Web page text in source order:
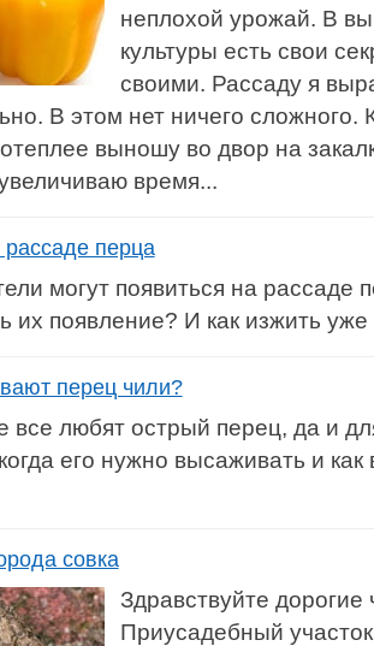
неплохой урожай. В
культуры есть свои
своими. Рассаду я
В этом нет ничего сложного.
выношу во двор на
время...
перца
могут появиться на рассаде
их появление? И как изжить
перец чили?
все любят острый перец, да и
его нужно высаживать и
совка
Здравствуйте дорогие
Приусадебный